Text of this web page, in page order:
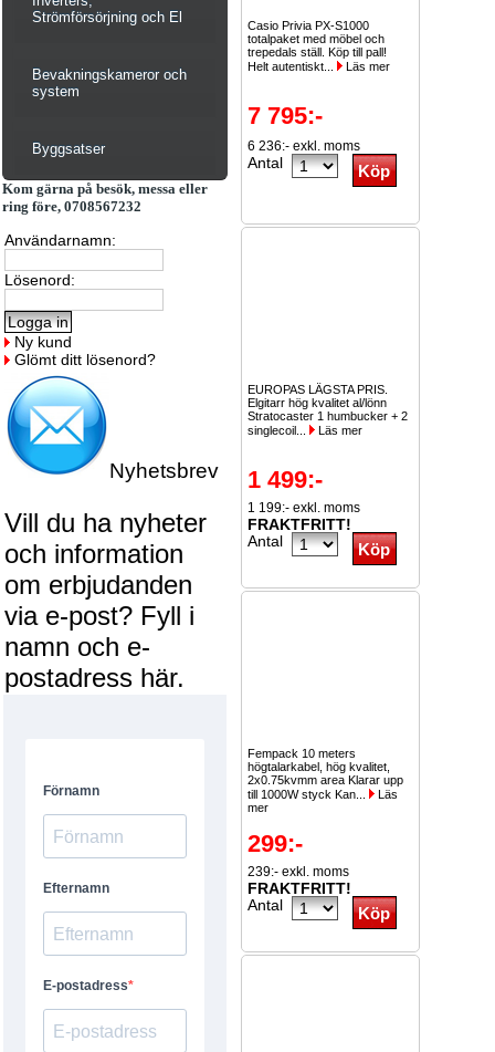
Strömförsörjning och El
Bevakningskameror och
system
Byggsatser
Kom gärna på besök, messa eller
ring före, 0708567232
Användarnamn:
Lösenord:
Ny kund
Glömt ditt lösenord?
Nyhetsbrev
Vill du ha nyheter
och information
om erbjudanden
via e-post? Fyll i
namn och e-
postadress här.
Casio Privia PX-S1000
totalpaket med möbel och
trepedals ställ. Köp till pall!
Helt autentiskt...
Läs mer
7 795:-
6 236:- exkl. moms
Antal
EUROPAS LÄGSTA PRIS.
Elgitarr hög kvalitet al/lönn
Stratocaster 1 humbucker + 2
singlecoil...
Läs mer
1 499:-
1 199:- exkl. moms
FRAKTFRITT!
Antal
Fempack 10 meters
högtalarkabel, hög kvalitet,
2x0.75kvmm area Klarar upp
till 1000W styck Kan...
Läs
mer
299:-
239:- exkl. moms
FRAKTFRITT!
Antal